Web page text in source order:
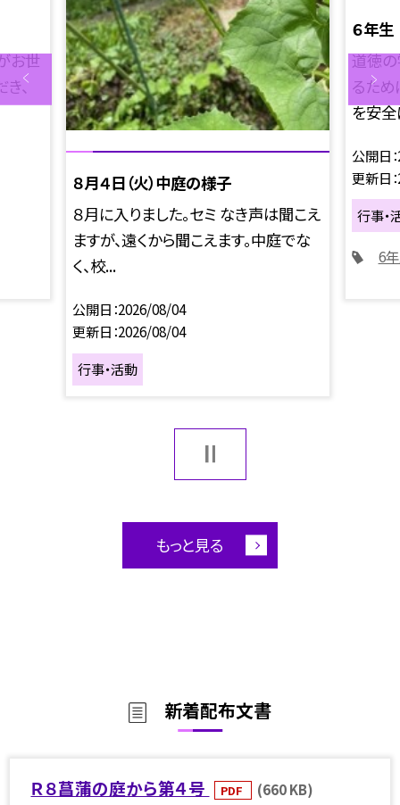
お世
、
８月４日（火）中庭の様子
８月に入りました。セミ なき声は聞こえ
ますが、遠くから聞こえます。中庭でな
く、校...
公開日 2026/08/04
更新日 2026/08/04
行事・活動
６年
道徳の
るため
を安
公開日
更新日
行事・
6
もっと見る
新着配布文書
Ｒ８菖蒲の庭から第４号 PDF (660 KB)